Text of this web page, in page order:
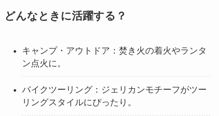
どんなときに活躍する？
キャンプ・アウトドア：焚き火の着火やランタ
ン点火に。
バイクツーリング：ジェリカンモチーフがツー
リングスタイルにぴったり。